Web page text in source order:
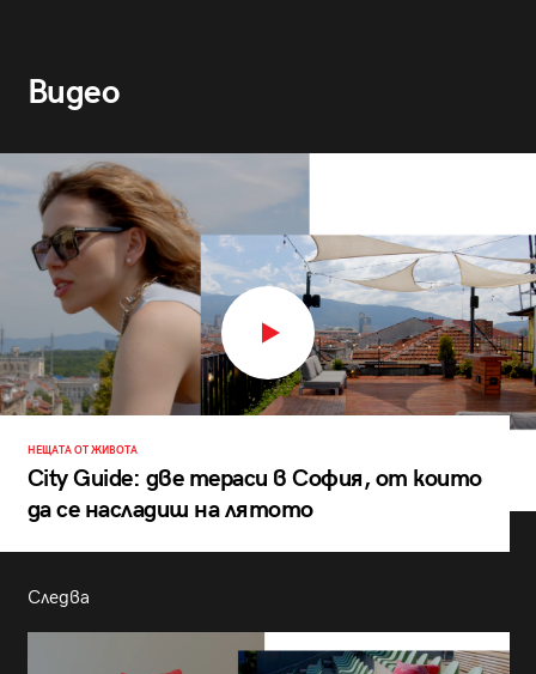
Видео
НЕЩАТА ОТ ЖИВОТА
City Guide: две тераси в София, от които
да се насладиш на лятото
Следва